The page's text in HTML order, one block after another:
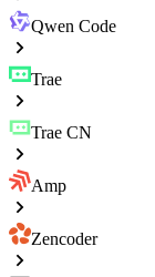
Qwen Code
Trae
Trae CN
Amp
Zencoder